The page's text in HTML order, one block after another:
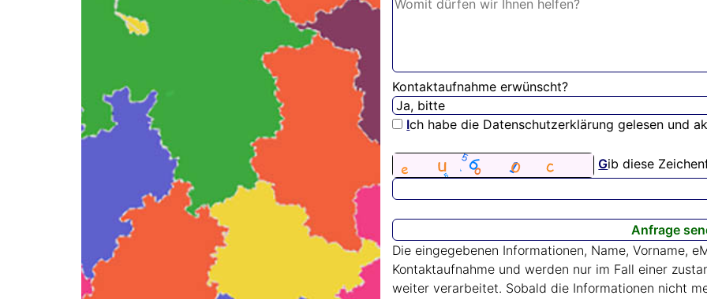
Kontaktaufnahme erwünscht?
Ich habe die Datenschutzerklärung gelesen und
Gib diese
Die eingegebenen Informationen, Name, Vorname,
Kontaktaufnahme und werden nur im Fall einer
weiter verarbeitet. Sobald die Informationen nicht